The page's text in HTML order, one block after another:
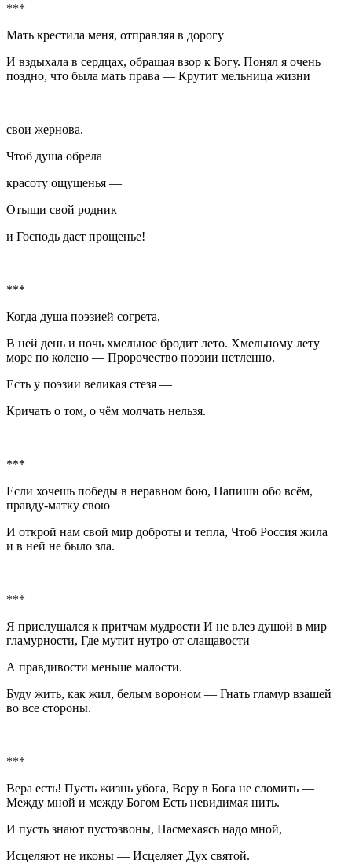
***
Мать крестила меня, отправляя в дорогу
И вздыхала в сердцах, обращая взор к Богу. Понял я очень
поздно, что была мать права — Крутит мельница жизни
свои жернова.
Чтоб душа обрела
красоту ощущенья —
Отыщи свой родник
и Господь даст прощенье!
***
Когда душа поэзией согрета,
В ней день и ночь хмельное бродит лето. Хмельному лету
море по колено — Пророчество поэзии нетленно.
Есть у поэзии великая стезя —
Кричать о том, о чём молчать нельзя.
***
Если хочешь победы в неравном бою, Напиши обо всём,
правду-матку свою
И открой нам свой мир доброты и тепла, Чтоб Россия жила
и в ней не было зла.
***
Я прислушался к притчам мудрости И не влез душой в мир
гламурности, Где мутит нутро от слащавости
А правдивости меньше малости.
Буду жить, как жил, белым вороном — Гнать гламур взашей
во все стороны.
***
Вера есть! Пусть жизнь убога, Веру в Бога не сломить —
Между мной и между Богом Есть невидимая нить.
И пусть знают пустозвоны, Насмехаясь надо мной,
Исцеляют не иконы — Исцеляет Дух святой.